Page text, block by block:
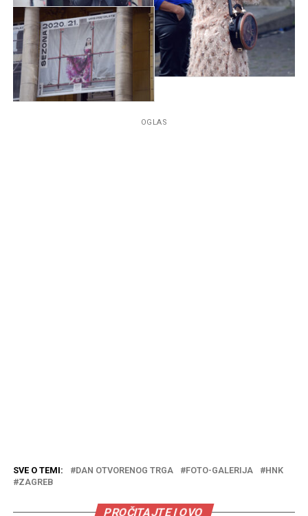
OGLAS
SVE O TEMI: DAN OTVORENOG TRGA FOTO-GALERIJA
HNK
ZAGREB
PROČITAJTE I OVO